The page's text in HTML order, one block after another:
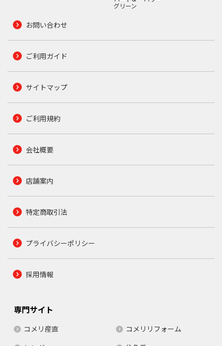
グリーン
お問い合わせ
ご利用ガイド
サイトマップ
ご利用規約
会社概要
店舗案内
特定商取引法
プライバシーポリシー
採用情報
専門サイト
コメリ産直
コメリリフォーム